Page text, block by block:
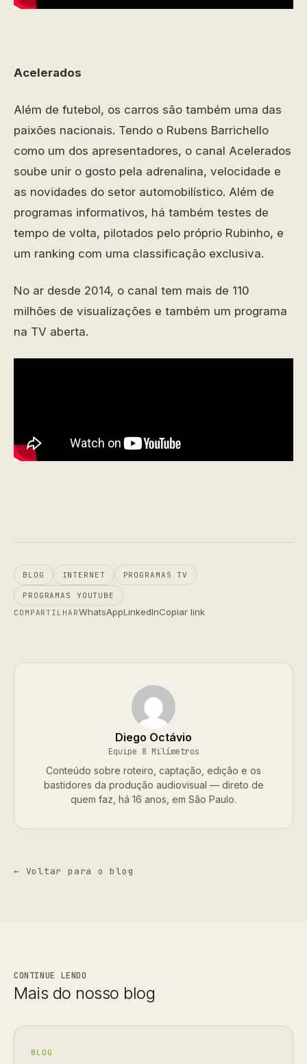
Acelerados
Além de futebol, os carros são também uma das
paixões nacionais. Tendo o Rubens Barrichello
como um dos apresentadores, o canal Acelerados
soube unir o gosto pela adrenalina, velocidade e
as novidades do setor automobilístico. Além de
programas informativos, há também testes de
tempo de volta, pilotados pelo próprio Rubinho, e
um ranking com uma classificação exclusiva.
No ar desde 2014, o canal tem mais de 110
milhões de visualizações e também um programa
na TV aberta.
BLOG INTERNET PROGRAMAS TV
PROGRAMAS YOUTUBE
COMPARTILHARWhatsAppLinkedInCopiar link
Diego Octávio
Equipe 8 Milímetros
Conteúdo sobre roteiro, captação, edição e os
bastidores da produção audiovisual — direto de
quem faz, há 16 anos, em São Paulo.
← Voltar para o blog
CONTINUE LENDO
Mais do nosso blog
BLOG